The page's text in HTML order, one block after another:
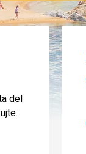
del